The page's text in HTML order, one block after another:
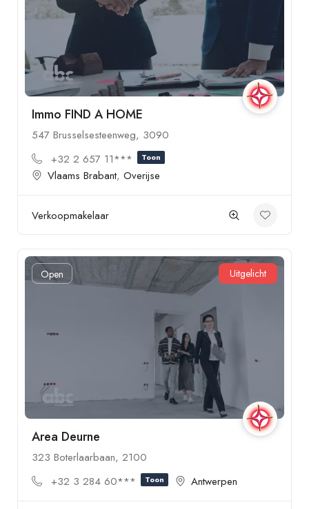
Immo FIND A HOME
547 Brusselsesteenweg, 3090
+32 2 657 11***
Toon
Vlaams Brabant, Overijse
Verkoopmakelaar
Open Uitgelicht
Area Deurne
323 Boterlaarbaan, 2100
+32 3 284 60***
Toon Antwerpen